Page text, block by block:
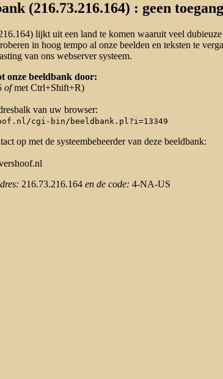
(216.73.216.164) : geen
lijkt uit een land te komen waaruit veel dubieuze
in hoog tempo al onze beelden en teksten te
van ons webserver systeem.
onze beeldbank door:
ofmet Ctrl+Shift+R)
van uw browser:
cgi-bin/beeldbank.pl?i=13349
op met de systeembeheerder van deze beeldbank:
216.73.216.164 en de code: 4-NA-US